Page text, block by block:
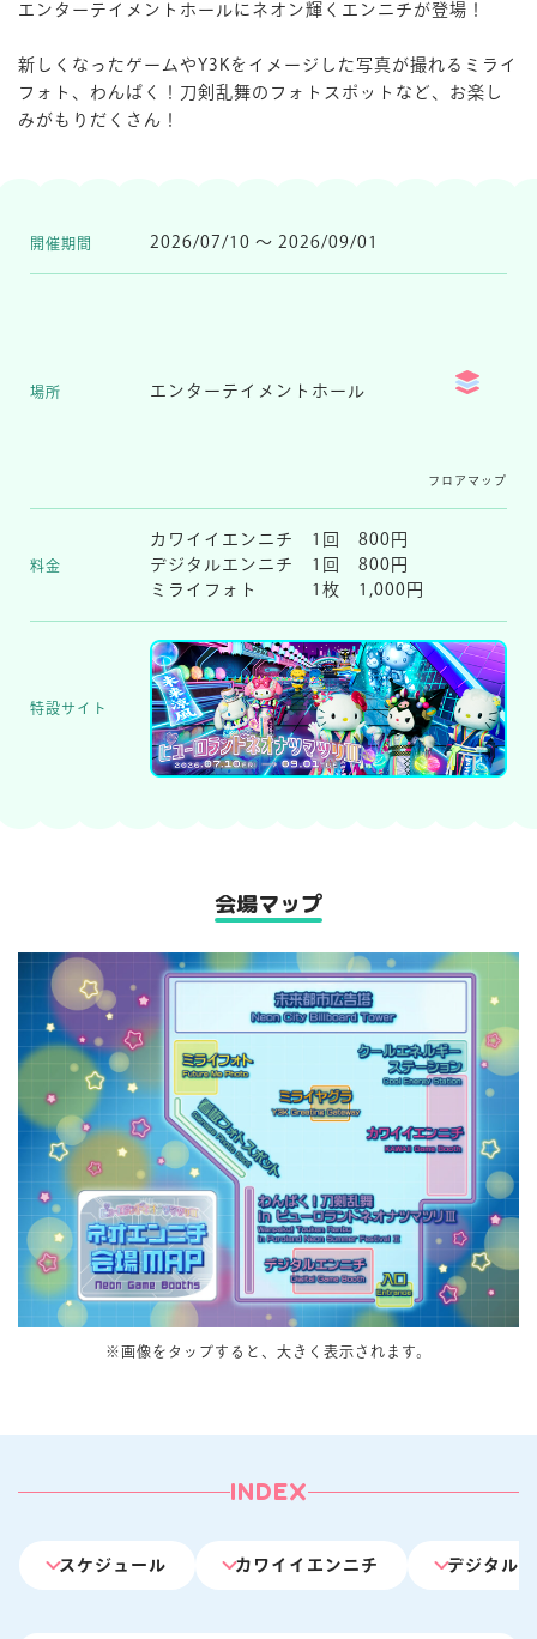
公式SNS／アプリ
エンターテイメントホールにネオン輝くエンニチが登場！
新しくなったゲームやY3Kをイメージした写真が撮れるミライ
フォト、わんぱく！刀剣乱舞のフォトスポットなど、お楽し
みがもりだくさん！
開催期間 2026/07/10 ～ 2026/09/01
場所 エンターテイメントホール
フロアマップ
料金
カワイイエンニチ 1回 800円
デジタルエンニチ 1回 800円
ミライフォト 1枚 1,000円
特設サイト
会場マップ
※画像をタップすると、大きく表示されます。
INDEX
スケジュール カワイイエンニチ デジタル